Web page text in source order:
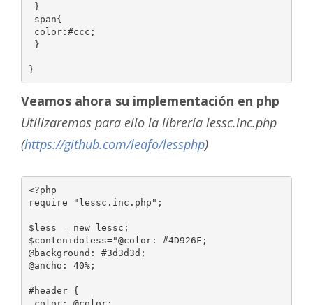
}
span{
color:#ccc;
}
}
Veamos ahora su implementación en php
Utilizaremos para ello la librería lessc.inc.php
(https://github.com/leafo/lessphp)
<?php
require "lessc.inc.php";
$less = new lessc;
$contenidoless="@color: #4D926F;
@background: #3d3d3d;
@ancho: 40%;
#header {
color: @color;